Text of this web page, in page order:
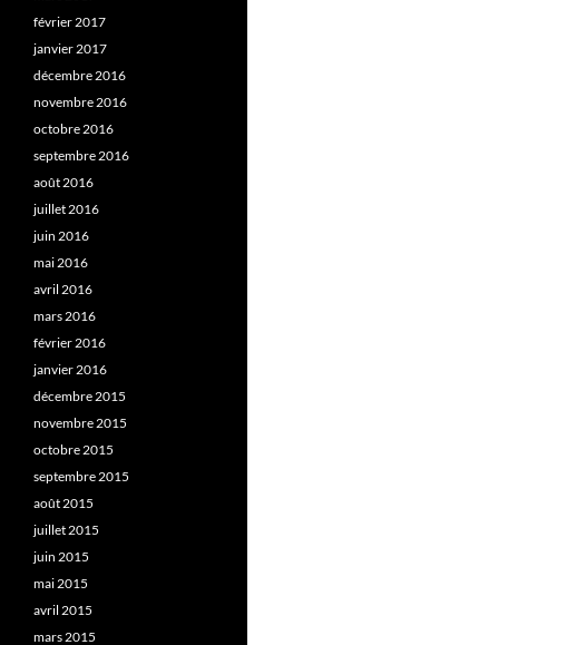
février 2017
janvier 2017
décembre 2016
novembre 2016
octobre 2016
septembre 2016
août 2016
juillet 2016
juin 2016
mai 2016
avril 2016
mars 2016
février 2016
janvier 2016
décembre 2015
novembre 2015
octobre 2015
septembre 2015
août 2015
juillet 2015
juin 2015
mai 2015
avril 2015
mars 2015